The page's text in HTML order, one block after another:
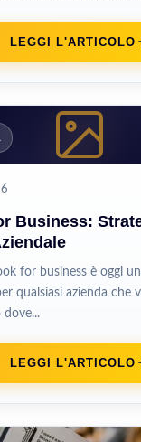
LEGGI L'ARTICOLO
Business:
for business è oggi
qualsiasi azienda che
LEGGI L'ARTICOLO